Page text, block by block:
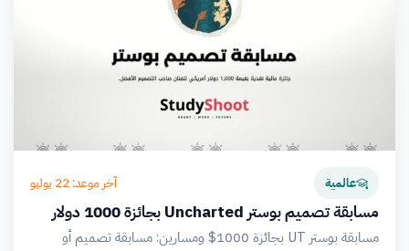
عالمية آخر موعد: 22 يوليو
مسابقة تصميم بوستر Uncharted بجائزة 1000 دولار
مسابقة بوستر UT بجائزة 1000$ ومسارين: مسابقة تصميم أو